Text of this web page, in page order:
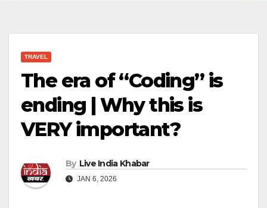
TRAVEL
The era of “Coding” is
ending | Why this is
VERY important?
By Live India Khabar
JAN 6, 2026